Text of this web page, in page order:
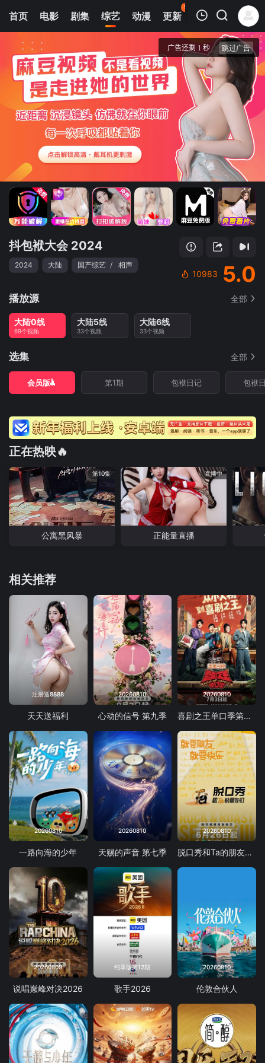
首页 电影 剧集 综艺 动漫 更新
99
热榜 APP
会员版
抖包袱大会 2024
清空
抖包袱大会 2024
2024 大陆 国产综艺 / 相声
10983 5.0
播放源 全部
大陆0线
69个视频
大陆5线
33个视频
大陆6线
33个视频
选集 全部
会员版 第1期 包袱日记 包袱
正在热映🔥
第10集
公寓黑风暴
直播中
正能量直播
相关推荐
注册送8888
天天送福利
20260810
心动的信号 第九季
20260810
喜剧之王单口季第三季
20260810
一路向海的少年
20260810
天赐的声音 第七季
20260810
脱口秀和Ta的朋友们 第三季
20260809
说唱巅峰对决2026
纯享版第12期
歌手2026
20260810
伦敦合伙人